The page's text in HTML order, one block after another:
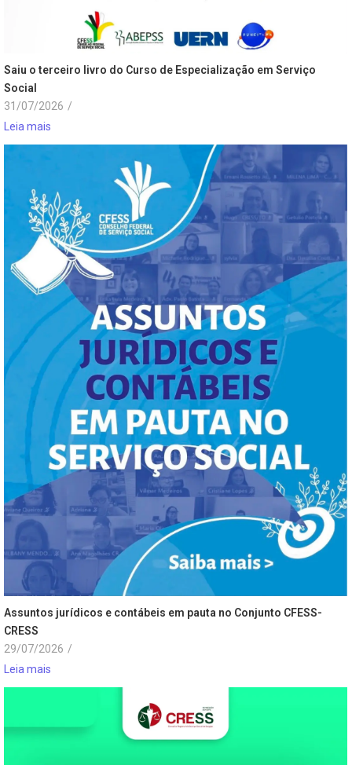
Saiu o terceiro livro do Curso de Especialização em Serviço
Social
31/07/2026 /
Leia mais
Assuntos jurídicos e contábeis em pauta no Conjunto CFESS-
CRESS
29/07/2026 /
Leia mais